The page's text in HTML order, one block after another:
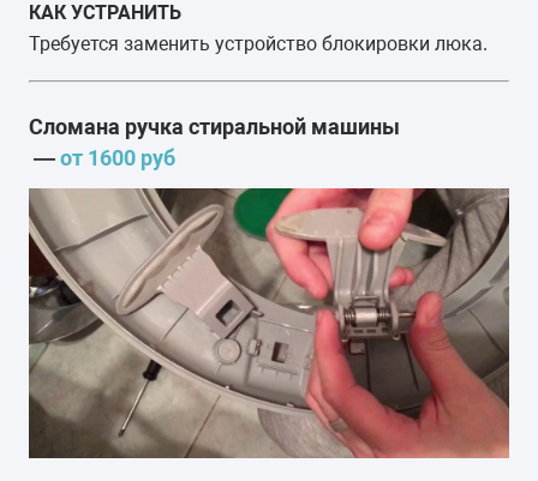
КАК УСТРАНИТЬ
Требуется заменить устройство блокировки люка.
Сломана ручка стиральной машины
—от 1600 руб